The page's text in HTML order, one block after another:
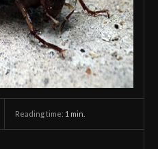
Reading time: 1 min.